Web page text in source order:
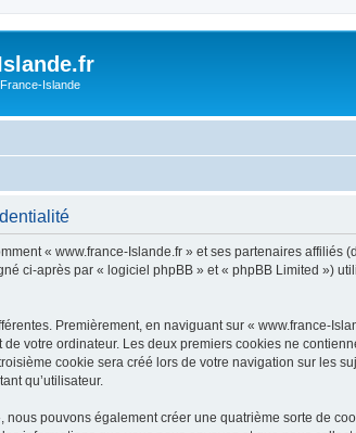
Islande
« www.france-Islande.fr » et ses partenaires affiliés
ci-après par « logiciel phpBB » et « phpBB Limited »)
Premièrement, en naviguant sur « www.france-
votre ordinateur. Les deux premiers cookies ne
cookie sera créé lors de votre navigation sur les
qu’utilisateur.
nous pouvons également créer une quatrième sorte de